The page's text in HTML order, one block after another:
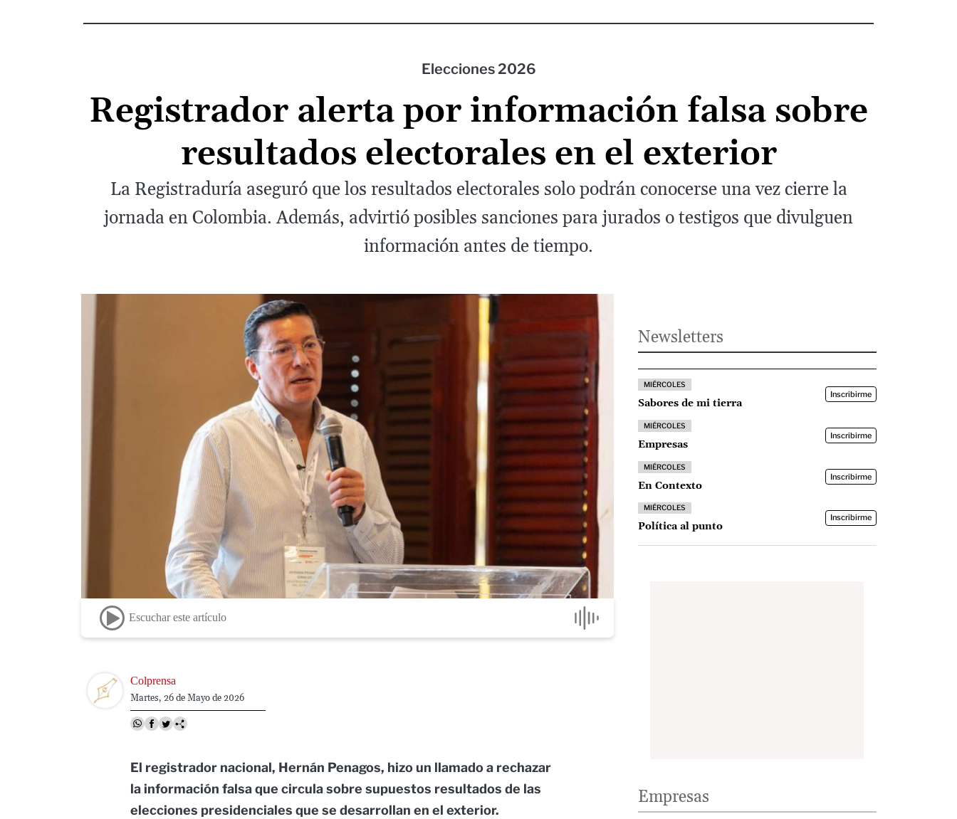
Elecciones 2026
Registrador alerta por información falsa sobre
resultados electorales en el exterior
La Registraduría aseguró que los resultados electorales solo podrán conocerse una vez cierre la
jornada en Colombia. Además, advirtió posibles sanciones para jurados o testigos que divulguen
información antes de tiempo.
Escuchar este artículo
Image Colprensa
Martes, 26 de Mayo de 2026
El registrador nacional, Hernán Penagos, hizo un llamado a rechazar
la información falsa que circula sobre supuestos resultados de las
elecciones presidenciales que se desarrollan en el exterior.
Newsletters
MIÉRCOLES
Sabores de mi tierra
Inscribirme
MIÉRCOLES
Empresas
Inscribirme
MIÉRCOLES
En Contexto
Inscribirme
MIÉRCOLES
Política al punto
Inscribirme
Empresas